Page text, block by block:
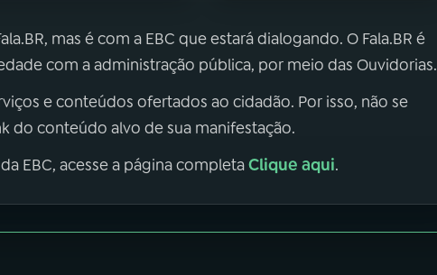
mas é com a EBC que estará dialogando. O Fala.BR é
com a administração pública, por meio das Ouvidorias.
e conteúdos ofertados ao cidadão. Por isso, não se
do conteúdo alvo de sua manifestação.
EBC, acesse a página completaClique aqui.